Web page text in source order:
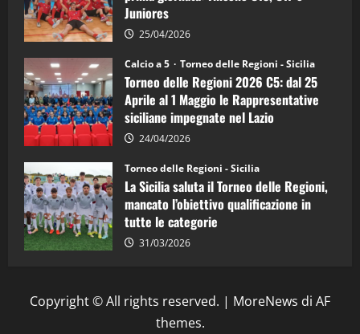
Juniores
25/04/2026
Calcio a 5 Torneo delle Regioni - Sicilia
Torneo delle Regioni 2026 C5: dal 25
Aprile al 1 Maggio le Rappresentative
siciliane impegnate nel Lazio
24/04/2026
Torneo delle Regioni - Sicilia
La Sicilia saluta il Torneo delle Regioni,
mancato l’obiettivo qualificazione in
tutte le categorie
31/03/2026
Copyright © All rights reserved. | MoreNews di AF
themes.